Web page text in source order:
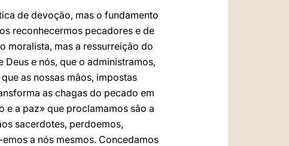
de devoção, mas o fundamento
reconhecermos pecadores e de
moralista, mas a ressurreição do
e nós, que o administramos,
as nossas mãos, impostas
as chagas do pecado em
e a paz» que proclamamos são a
sacerdotes, perdoemos,
a nós mesmos. Concedamos